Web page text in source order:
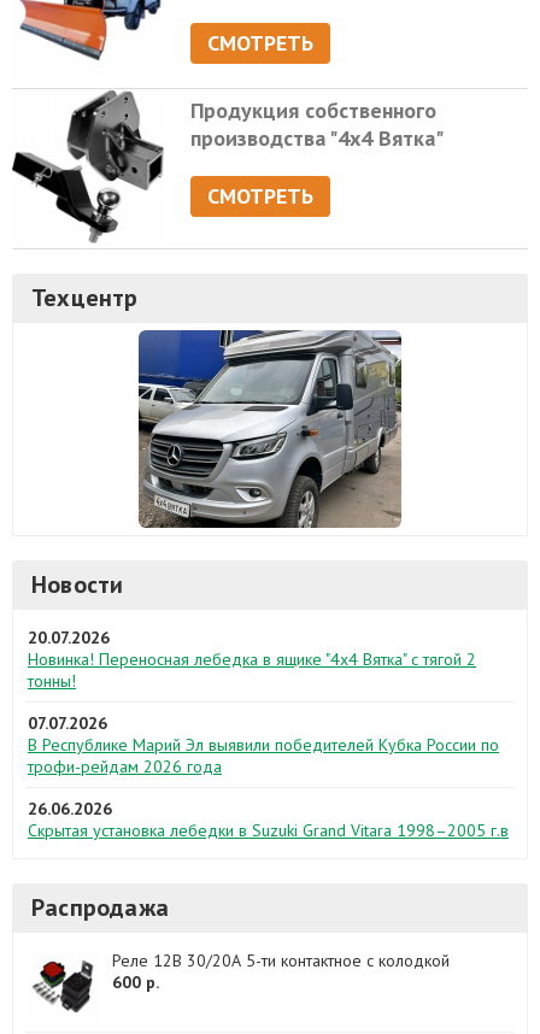
СМОТРЕТЬ
Продукция собственного
производства "4х4 Вятка"
СМОТРЕТЬ
Техцентр
Новости
20.07.2026
Новинка! Переносная лебедка в ящике "4х4 Вятка" с тягой 2
тонны!
07.07.2026
В Республике Марий Эл выявили победителей Кубка России по
трофи-рейдам 2026 года
26.06.2026
Скрытая установка лебедки в Suzuki Grand Vitara 1998–2005 г.в
Распродажа
Реле 12В 30/20А 5-ти контактное с колодкой
600 р.